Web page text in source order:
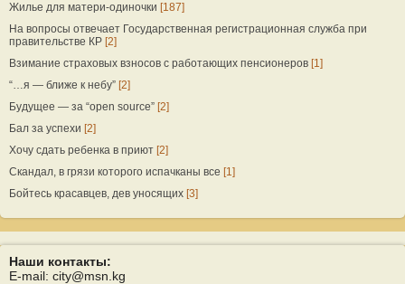
Жилье для матери-одиночки [187]
На вопросы отвечает Государственная регистрационная служба при
правительстве КР [2]
Взимание страховых взносов с работающих пенсионеров [1]
“…я — ближе к небу” [2]
Будущее — за “open source” [2]
Бал за успехи [2]
Хочу сдать ребенка в приют [2]
Скандал, в грязи которого испачканы все [1]
Бойтесь красавцев, дев уносящих [3]
Наши контакты:
E-mail: city@msn.kg